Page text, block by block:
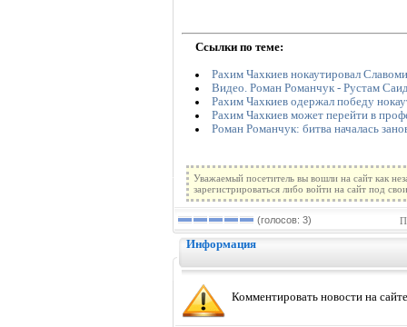
Ссылки по теме:
Рахим Чахкиев нокаутировал
Видео. Роман Романчук - Рустам
Рахим Чахкиев одержал победу
Рахим Чахкиев может перейти в
Роман Романчук: битва началась
Уважаемый посетитель вы вошли на сайт как
зарегистрироваться либо войти на сайт под
(голосов: 3)
Информация
Комментировать новости на